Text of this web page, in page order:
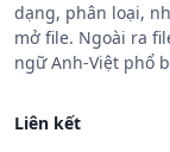
dạng, phân loại,
mở file. Ngoài ra
ngữ Anh-Việt phổ
Liên kết